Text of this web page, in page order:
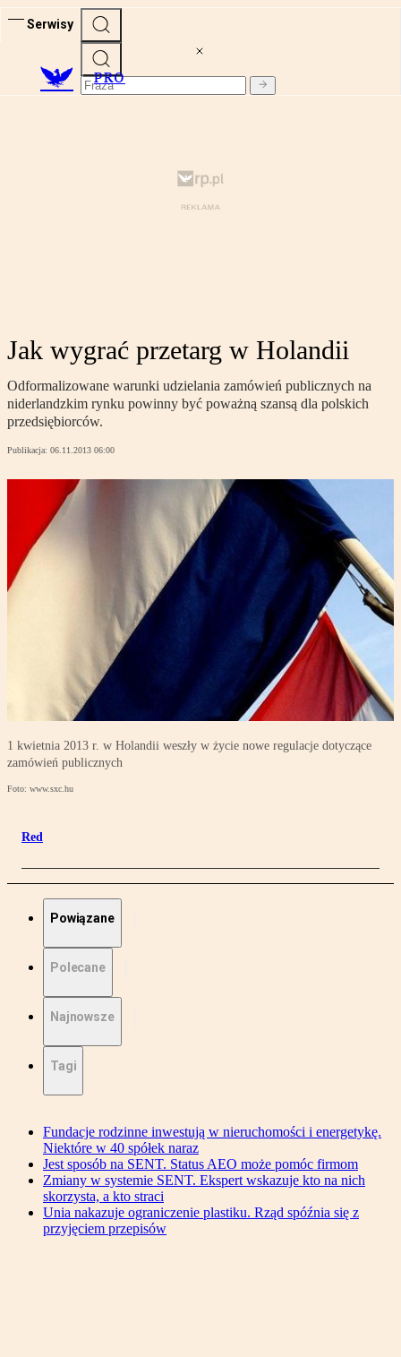
Serwisy
PRO
Jak wygrać przetarg w Holandii
Odformalizowane warunki udzielania zamówień publicznych na
niderlandzkim rynku powinny być poważną szansą dla polskich
przedsiębiorców.
Publikacja: 06.11.2013 06:00
1 kwietnia 2013 r. w Holandii weszły w życie nowe regulacje dotyczące
zamówień publicznych
Foto: www.sxc.hu
Red
Powiązane
Polecane
Najnowsze
Tagi
Fundacje rodzinne inwestują w nieruchomości i energetykę.
Niektóre w 40 spółek naraz
Jest sposób na SENT. Status AEO może pomóc firmom
Zmiany w systemie SENT. Ekspert wskazuje kto na nich
skorzysta, a kto straci
Unia nakazuje ograniczenie plastiku. Rząd spóźnia się z
przyjęciem przepisów